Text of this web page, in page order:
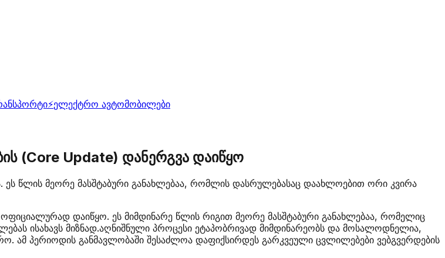
⚡ელექტრო ავტომობილები
(Core Update) დანერგვა დაიწყო
ეს წლის მეორე მასშტაბური განახლებაა, რომლის დასრულებასაც დაახლოებით ორი კვირა
დაიწყო. ეს მიმდინარე წლის რიგით მეორე მასშტაბური განახლებაა, რომელიც
ისახავს მიზნად.აღნიშნული პროცესი ეტაპობრივად მიმდინარეობს და მოსალოდნელია,
ამ პერიოდის განმავლობაში შესაძლოა დაფიქსირდეს გარკვეული ცვლილებები ვებგვერდების